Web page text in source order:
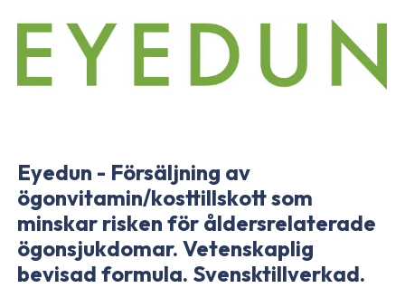
Eyedun - Försäljning av
ögonvitamin/kosttillskott som
minskar risken för åldersrelaterade
ögonsjukdomar. Vetenskaplig
bevisad formula. Svensktillverkad.